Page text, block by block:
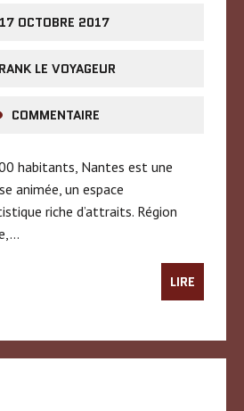
17 OCTOBRE 2017
LE VOYAGEUR
COMMENTAIRE
habitants, Nantes est une
animée, un espace
riche d’attraits. Région
LIRE